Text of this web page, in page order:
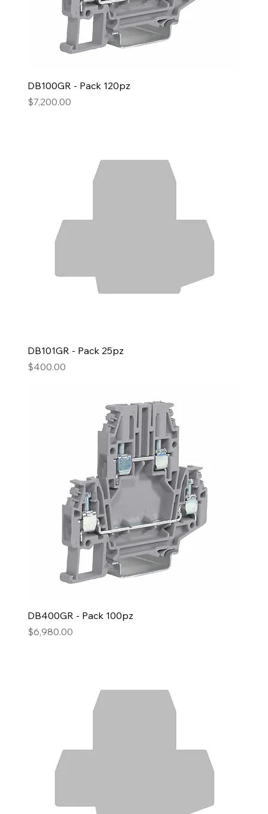
DB100GR - Pack 120pz
Precio
$7,200.00
DB101GR - Pack 25pz
Precio
$400.00
DB400GR - Pack 100pz
Precio
$6,980.00